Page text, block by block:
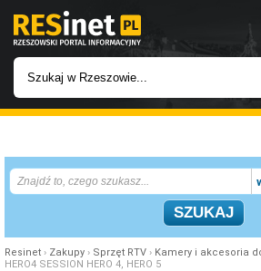
INWESTYCJE
IMPREZY
Resinet › Zakupy › Sprzęt RTV › Kamery i akcesoria
HERO4 SESSION HERO 4, HERO 5